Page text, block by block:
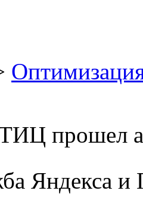
ТИЦ прошел
Яндекса и